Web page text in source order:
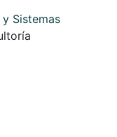
Sistemas